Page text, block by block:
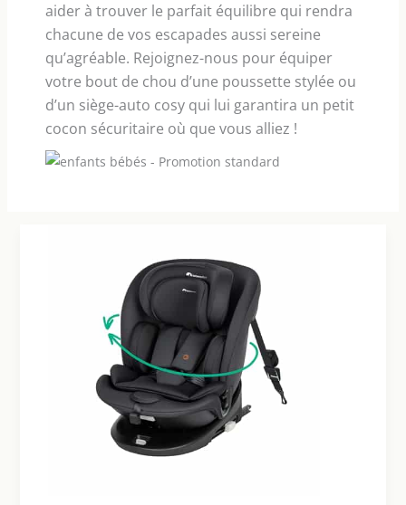
aider à trouver le parfait équilibre qui rendra
chacune de vos escapades aussi sereine
qu’agréable. Rejoignez-nous pour équiper
votre bout de chou d’une poussette stylée ou
d’un siège-auto cosy qui lui garantira un petit
cocon sécuritaire où que vous alliez !